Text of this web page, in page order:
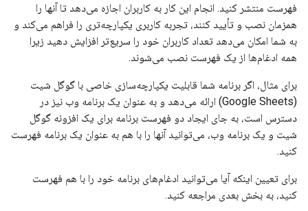
فهرست منتشر کنید. انجام این کار به کاربران اجازه می‌دهد تا آنها را
همزمان نصب و تأیید کنند، تجربه کاربری یکپارچه‌تری را فراهم می‌کند و
به شما امکان می‌دهد تعداد کاربران خود را سریع‌تر افزایش دهید زیرا
همه ادغام‌ها از یک فهرست نصب می‌شوند.
برای مثال، اگر برنامه شما قابلیت یکپارچه‌سازی خاصی با گوگل شیت
(Google Sheets) ارائه می‌دهد و به عنوان یک برنامه وب نیز در
دسترس است، به جای ایجاد دو فهرست برنامه برای یک افزونه گوگل
شیت و یک برنامه وب، می‌توانید آنها را با هم به عنوان یک برنامه فهرست
کنید.
برای تعیین اینکه آیا می‌توانید ادغام‌های برنامه خود را با هم فهرست
کنید، به بخش بعدی مراجعه کنید.